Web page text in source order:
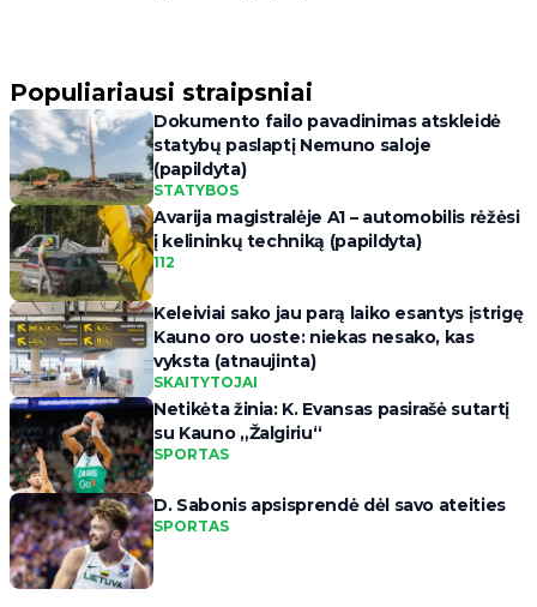
Populiariausi straipsniai
Dokumento failo pavadinimas atskleidė
statybų paslaptį Nemuno saloje
(papildyta)
STATYBOS
Avarija magistralėje A1 – automobilis rėžėsi
į kelininkų techniką (papildyta)
112
Keleiviai sako jau parą laiko esantys įstrigę
Kauno oro uoste: niekas nesako, kas
vyksta (atnaujinta)
SKAITYTOJAI
Netikėta žinia: K. Evansas pasirašė sutartį
su Kauno „Žalgiriu“
SPORTAS
D. Sabonis apsisprendė dėl savo ateities
SPORTAS